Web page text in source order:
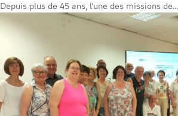
Depuis plus de 45 ans, l’une des missions de...